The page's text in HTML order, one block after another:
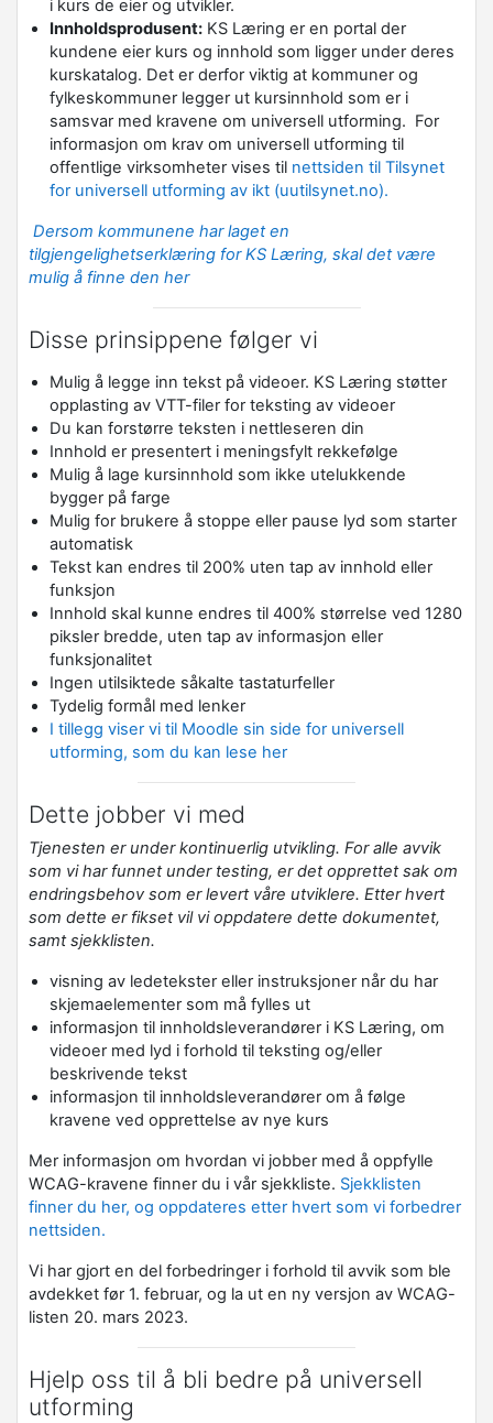
i kurs de eier og utvikler.
Innholdsprodusent: KS Læring er en portal der
kundene eier kurs og innhold som ligger under deres
kurskatalog. Det er derfor viktig at kommuner og
fylkeskommuner legger ut kursinnhold som er i
samsvar med kravene om universell utforming. For
informasjon om krav om universell utforming til
offentlige virksomheter vises til nettsiden til Tilsynet
for universell utforming av ikt (uutilsynet.no).
Dersom kommunene har laget en
tilgjengelighetserklæring for KS Læring, skal det være
mulig å finne den her
Disse prinsippene følger vi
Mulig å legge inn tekst på videoer. KS Læring støtter
opplasting av VTT-filer for teksting av videoer
Du kan forstørre teksten i nettleseren din
Innhold er presentert i meningsfylt rekkefølge
Mulig å lage kursinnhold som ikke utelukkende
bygger på farge
Mulig for brukere å stoppe eller pause lyd som starter
automatisk
Tekst kan endres til 200% uten tap av innhold eller
funksjon
Innhold skal kunne endres til 400% størrelse ved 1280
piksler bredde, uten tap av informasjon eller
funksjonalitet
Ingen utilsiktede såkalte tastaturfeller
Tydelig formål med lenker
I tillegg viser vi til Moodle sin side for universell
utforming, som du kan lese her
Dette jobber vi med
Tjenesten er under kontinuerlig utvikling. For alle avvik
som vi har funnet under testing, er det opprettet sak om
endringsbehov som er levert våre utviklere. Etter hvert
som dette er fikset vil vi oppdatere dette dokumentet,
samt sjekklisten.
visning av ledetekster eller instruksjoner når du har
skjemaelementer som må fylles ut
informasjon til innholdsleverandører i KS Læring, om
videoer med lyd i forhold til teksting og/eller
beskrivende tekst
informasjon til innholdsleverandører om å følge
kravene ved opprettelse av nye kurs
Mer informasjon om hvordan vi jobber med å oppfylle
WCAG-kravene finner du i vår sjekkliste. Sjekklisten
finner du her, og oppdateres etter hvert som vi forbedrer
nettsiden.
Vi har gjort en del forbedringer i forhold til avvik som ble
avdekket før 1. februar, og la ut en ny versjon av WCAG-
listen 20. mars 2023.
Hjelp oss til å bli bedre på universell
utforming